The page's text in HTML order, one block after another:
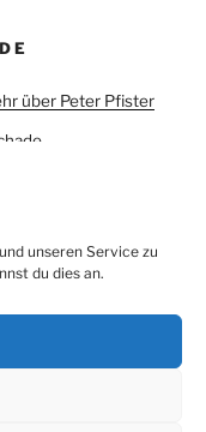
unseren Service zu
du dies an.
über Peter Pfister
auf Meggi'sFarm